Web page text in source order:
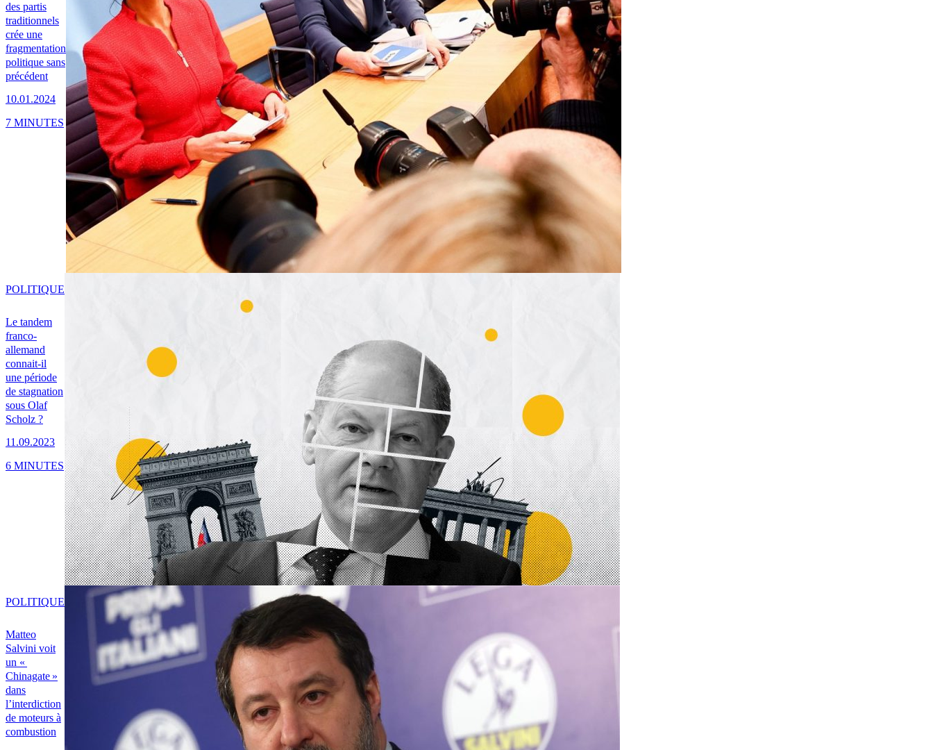
des partis
traditionnels
crée une
fragmentation
politique sans
précédent
10.01.2024
7 MINUTES
Le tandem
franco-
allemand
connait-il
une période
de stagnation
sous Olaf
Scholz ?
11.09.2023
POLITIQUE
6 MINUTES
Matteo
Salvini voit
un «
Chinagate »
dans
l’interdiction
de moteurs à
combustion
POLITIQUE